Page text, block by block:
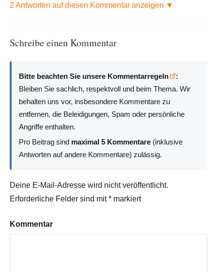
2 Antworten auf diesen Kommentar anzeigen ▼
Schreibe einen Kommentar
Bitte beachten Sie unsere Kommentarregeln
:
Bleiben Sie sachlich, respektvoll und beim Thema. Wir
behalten uns vor, insbesondere Kommentare zu
entfernen, die Beleidigungen, Spam oder persönliche
Angriffe enthalten.
Pro Beitrag sind maximal 5 Kommentare (inklusive
Antworten auf andere Kommentare) zulässig.
Deine E-Mail-Adresse wird nicht veröffentlicht.
Erforderliche Felder sind mit* markiert
Kommentar